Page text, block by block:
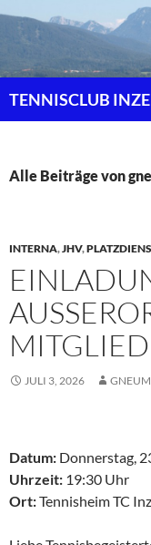
Zum
Inhalt
TENNISCLUB
Alle Beiträge von
INTERNA,JHV,
JULI 3, 2026
Datum: Donnerstag,
Uhrzeit: 19:30 Uhr
Ort:Tennisheim TC